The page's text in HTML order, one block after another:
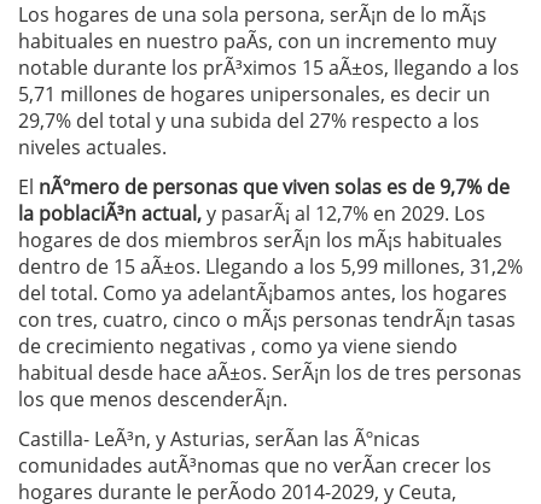
Los hogares de una sola persona, serÃ¡n de lo mÃ¡s
habituales en nuestro paÃ­s, con un incremento muy
notable durante los prÃ³ximos 15 aÃ±os, llegando a los
5,71 millones de hogares unipersonales, es decir un
29,7% del total y una subida del 27% respecto a los
niveles actuales.
El nÃºmero de personas que viven solas es de 9,7% de
la poblaciÃ³n actual,y pasarÃ¡ al 12,7% en 2029. Los
hogares de dos miembros serÃ¡n los mÃ¡s habituales
dentro de 15 aÃ±os. Llegando a los 5,99 millones, 31,2%
del total. Como ya adelantÃ¡bamos antes, los hogares
con tres, cuatro, cinco o mÃ¡s personas tendrÃ¡n tasas
de crecimiento negativas , como ya viene siendo
habitual desde hace aÃ±os. SerÃ¡n los de tres personas
los que menos descenderÃ¡n.
Castilla- LeÃ³n, y Asturias, serÃ­an las Ãºnicas
comunidades autÃ³nomas que no verÃ­an crecer los
hogares durante le perÃ­odo 2014-2029, y Ceuta,